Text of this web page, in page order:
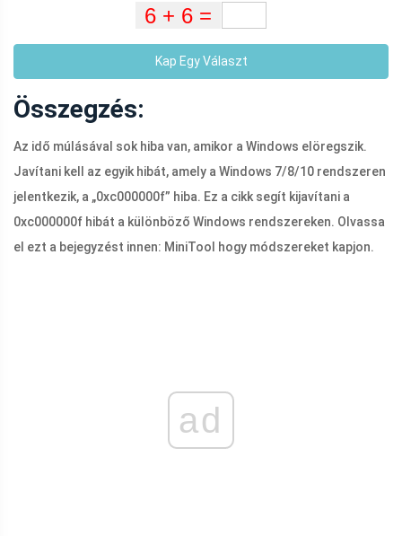
Kap Egy Választ
Összegzés:
Az idő múlásával sok hiba van, amikor a Windows elöregszik.
Javítani kell az egyik hibát, amely a Windows 7/8/10 rendszeren
jelentkezik, a „0xc000000f” hiba. Ez a cikk segít kijavítani a
0xc000000f hibát a különböző Windows rendszereken. Olvassa
el ezt a bejegyzést innen: MiniTool hogy módszereket kapjon.
ad